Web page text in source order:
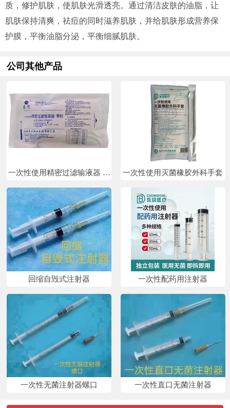
质，修护肌肤，使肌肤光滑透亮。通过清洁皮肤的油脂，让
肌肤保持清爽，祛痘的同时滋养肌肤，并给肌肤形成营养保
护膜，平衡油脂分泌，平衡细腻肌肤。
公司其他产品
一次性使用精密过滤输液器 带
针
一次性使用灭菌橡胶外科手套
回缩自毁式注射器 一次性配药用注射器
一次性无菌注射器螺口 一次性直口无菌注射器